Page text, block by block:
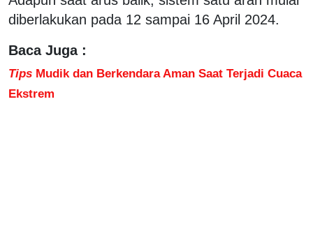
diberlakukan pada 12 sampai 16 April 2024.
Baca Juga :
Tips Mudik dan Berkendara Aman Saat Terjadi Cuaca
Ekstrem